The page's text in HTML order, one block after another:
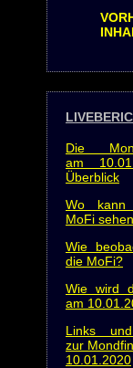
Die
am
Überblick
Wo
MoFi
Wie
die MoFi?
Wie wird
am
Links
zur
10.01.2020